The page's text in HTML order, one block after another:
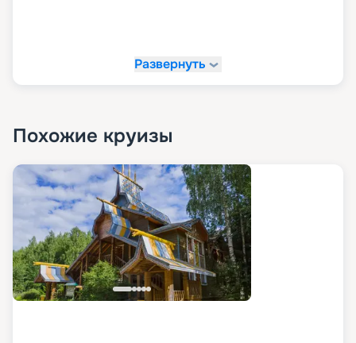
Развернуть
Похожие круизы